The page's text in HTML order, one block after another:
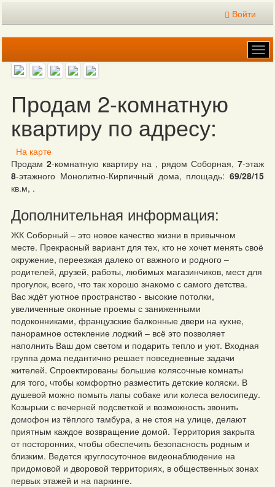
Войти
Продам 2-комнатную
квартиру по адресу:
На карте
Продам 2-комнатную квартиру на , рядом Соборная, 7-этаж
8-этажного Монолитно-Кирпичный дома, площадь: 69/28/15
кв.м, .
Дополнительная информация:
ЖК Соборный – это новое качество жизни в привычном
месте. Прекрасный вариант для тех, кто не хочет менять своё
окружение, переезжая далеко от важного и родного –
родителей, друзей, работы, любимых магазинчиков, мест для
прогулок, всего, что так хорошо знакомо с самого детства.
Вас ждёт уютное пространство - высокие потолки,
увеличенные оконные проемы с заниженными
подоконниками, французские балконные двери на кухне,
панорамное остекление лоджий – всё это позволяет
наполнить Ваш дом светом и подарить тепло и уют. Входная
группа дома педантично решает повседневные задачи
жителей. Спроектированы большие колясочные комнаты
для того, чтобы комфортно разместить детские коляски. В
душевой можно помыть лапы собаке или колеса велосипеду.
Козырьки с вечерней подсветкой и возможность звонить
домофон из тёплого тамбура, а не стоя на улице, делают
приятным каждое возвращение домой. Территория закрыта
от посторонних, чтобы обеспечить безопасность родным и
близким. Ведется круглосуточное видеонаблюдение на
придомовой и дворовой территориях, в общественных зонах
первых этажей и на паркинге.